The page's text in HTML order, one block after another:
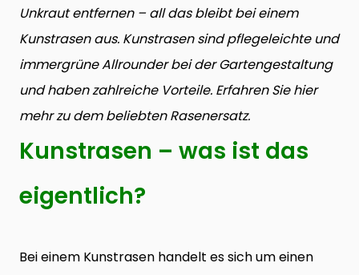
Unkraut entfernen – all das bleibt bei einem
Kunstrasen aus. Kunstrasen sind pflegeleichte und
immergrüne Allrounder bei der Gartengestaltung
und haben zahlreiche Vorteile. Erfahren Sie hier
mehr zu dem beliebten Rasenersatz.
Kunstrasen – was ist das
eigentlich?
Bei einem Kunstrasen handelt es sich um einen